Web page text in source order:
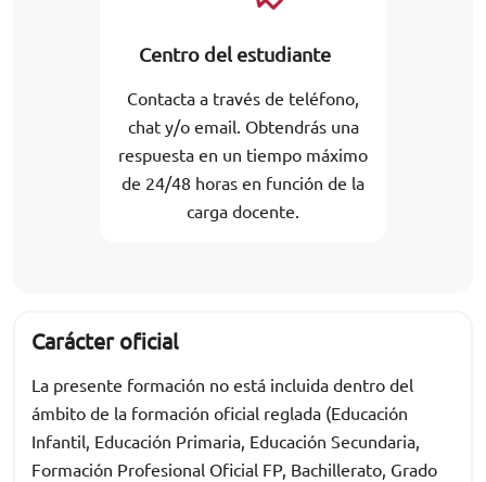
Centro del estudiante
Contacta a través de teléfono,
chat y/o email. Obtendrás una
respuesta en un tiempo máximo
de 24/48 horas en función de la
carga docente.
Carácter oficial
La presente formación no está incluida dentro del
ámbito de la formación oficial reglada (Educación
Infantil, Educación Primaria, Educación Secundaria,
Formación Profesional Oficial FP, Bachillerato, Grado